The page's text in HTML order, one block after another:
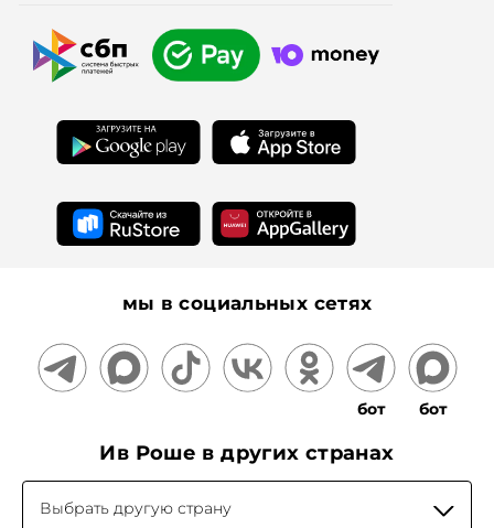
Корпоративным клиентам
Гаммы
Спа-салоны Ив Роше
Дополнительные услуги
Работа в Ив Роше
Франчайзинг
На информационном ресурсе применяются
рекомендательные технологии
мы в социальных сетях
бот бот
Ив Роше в других странах
Выбрать другую страну